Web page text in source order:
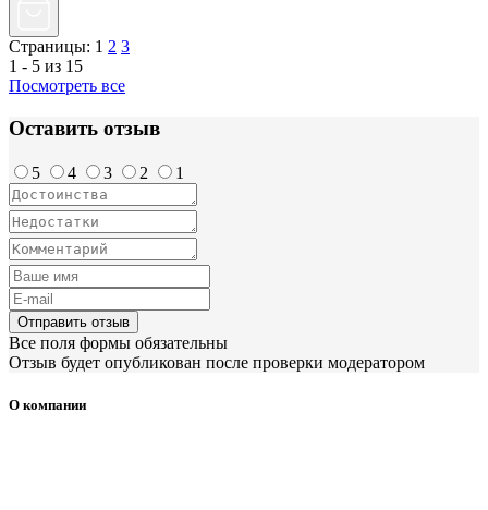
Страницы: 1 2 3
1 - 5 из 15
Посмотреть все
Оставить отзыв
5 4 3 2 1
Отправить отзыв
Все поля формы обязательны
Отзыв будет опубликован после проверки модератором
О компании